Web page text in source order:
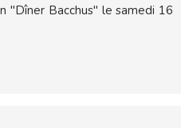
"Dîner Bacchus" le samedi 16